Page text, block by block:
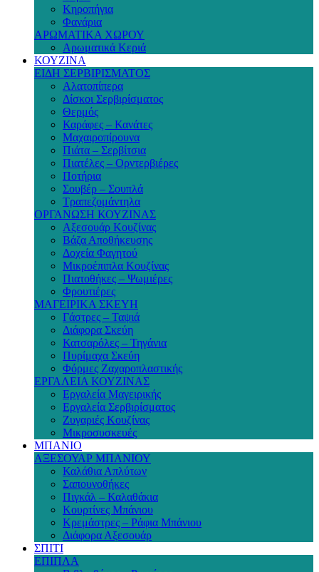
Κηροπήγια
Φανάρια
ΑΡΩΜΑΤΙΚΑ ΧΩΡΟΥ
Αρωματικά Κεριά
ΚΟΥΖΙΝΑ
ΕΙΔΗ ΣΕΡΒΙΡΙΣΜΑΤΟΣ
Αλατοπίπερα
Δίσκοι Σερβιρίσματος
Θερμός
Καράφες – Κανάτες
Μαχαιροπίρουνα
Πιάτα – Σερβίτσια
Πιατέλες – Ορντερβιέρες
Ποτήρια
Σουβέρ – Σουπλά
Τραπεζομάντηλα
ΟΡΓΑΝΩΣΗ ΚΟΥΖΙΝΑΣ
Αξεσουάρ Κουζίνας
Βάζα Αποθήκευσης
Δοχεία Φαγητού
Μικροέπιπλα Κουζίνας
Πιατοθήκες – Ψωμιέρες
Φρουτιέρες
ΜΑΓΕΙΡΙΚΑ ΣΚΕΥΗ
Γάστρες – Ταψιά
Διάφορα Σκεύη
Κατσαρόλες – Τηγάνια
Πυρίμαχα Σκεύη
Φόρμες Ζαχαροπλαστικής
ΕΡΓΑΛΕΙΑ ΚΟΥΖΙΝΑΣ
Εργαλεία Μαγειρικής
Εργαλεία Σερβιρίσματος
Ζυγαριές Κουζίνας
Μικροσυσκευές
ΜΠΑΝΙΟ
ΑΞΕΣΟΥΑΡ ΜΠΑΝΙΟΥ
Καλάθια Απλύτων
Σαπουνοθήκες
Πιγκάλ – Καλαθάκια
Κουρτίνες Μπάνιου
Κρεμάστρες – Ράφια Μπάνιου
Διάφορα Αξεσουάρ
ΣΠΙΤΙ
ΕΠΙΠΛΑ